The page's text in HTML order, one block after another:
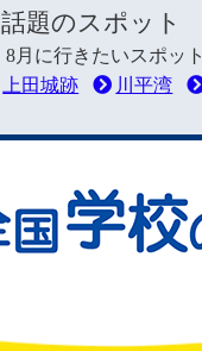
話題のスポット
8月に行きたいスポット
上田城跡
川平湾